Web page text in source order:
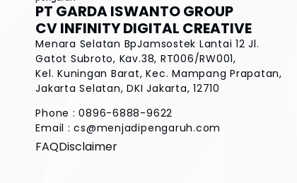
PT GARDA ISWANTO GROUP
CV INFINITY DIGITAL CREATIVE
Menara Selatan BpJamsostek Lantai 12Jl.
Gatot Subroto, Kav.38, RT006/RW001,
Kel. Kuningan Barat, Kec. Mampang Prapatan,
Jakarta Selatan, DKI Jakarta, 12710
Phone : 0896-6888-9622
Email :cs@menjadipengaruh.com
FAQDisclaimer